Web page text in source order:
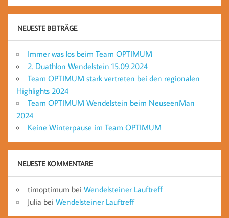
NEUESTE BEITRÄGE
Immer was los beim Team OPTIMUM
2. Duathlon Wendelstein 15.09.2024
Team OPTIMUM stark vertreten bei den regionalen
Highlights 2024
Team OPTIMUM Wendelstein beim NeuseenMan
2024
Keine Winterpause im Team OPTIMUM
NEUESTE KOMMENTARE
timoptimum bei Wendelsteiner Lauftreff
Julia bei Wendelsteiner Lauftreff